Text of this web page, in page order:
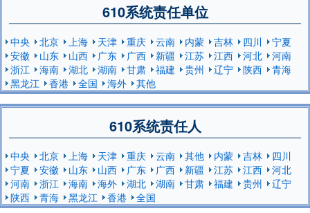
610系统责任单位
中央 北京 上海 天津 重庆 云南 内蒙 吉林 四川
宁夏
安徽
山东 山西 广东 广西 新疆 江苏 江西 河北
河南
浙江
海南 湖北 湖南 甘肃 福建 贵州 辽宁 陕西
青海
黑龙江
香港 全国 海外 其他
610系统责任人
中央 北京 上海 天津 重庆 云南 其他 内蒙 吉林
四川
宁夏
安徽 山东 山西 广东 广西 新疆 江苏 江西
河北
河南
浙江 海南 海外 湖北 湖南 甘肃 福建 贵州
辽宁
陕西
青海 黑龙江 香港 全国